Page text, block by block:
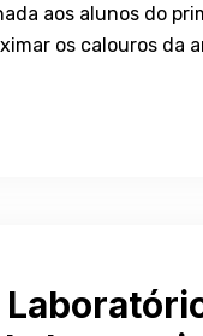
aos alunos do
os calouros da